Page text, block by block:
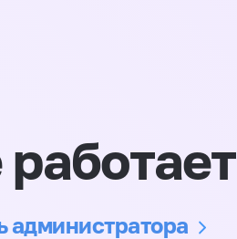
администратора